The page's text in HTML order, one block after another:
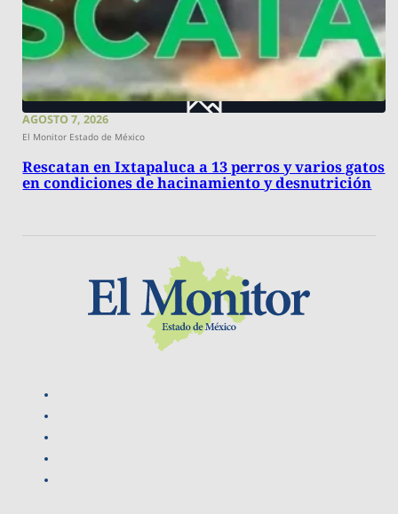
AGOSTO 7, 2026
El Monitor Estado de México
Rescatan en Ixtapaluca a 13 perros y varios gatos
en condiciones de hacinamiento y desnutrición